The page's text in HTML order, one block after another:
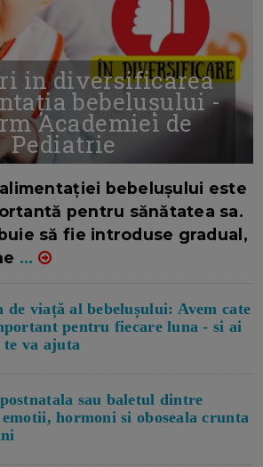
in diversificarea
bebelușului -
Academiei de
Pediatrie
bebelușului este
pentru sănătatea sa.
să fie introduse gradual,
...
de viață al bebelușului: Avem cate
pentru fiecare luna - si ai
te va ajuta
sau baletul dintre
hormoni si oboseala crunta